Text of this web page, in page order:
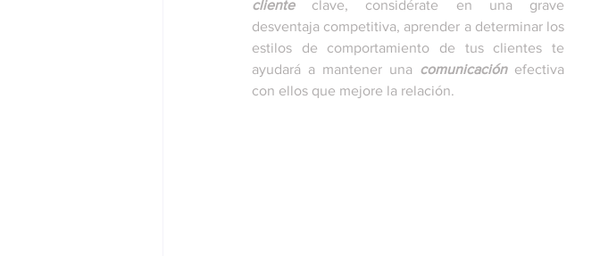
cliente clave, considérate en una grave
desventaja competitiva, aprender a determinar los
estilos de comportamiento de tus clientes te
ayudará a mantener una comunicación efectiva
con ellos que mejore la relación.